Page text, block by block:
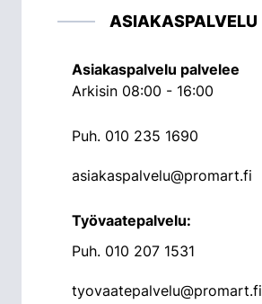
ASIAKASPALVELU
Asiakaspalvelu palvelee
Arkisin 08:00 - 16:00
Puh. 010 235 1690
asiakaspalvelu@promart.fi
Työvaatepalvelu:
Puh. 010 207 1531
tyovaatepalvelu@promart.fi